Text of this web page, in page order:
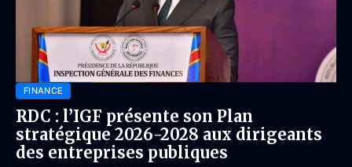
FINANCE
RDC : l’IGF présente son Plan
stratégique 2026-2028 aux dirigeants
des entreprises publiques